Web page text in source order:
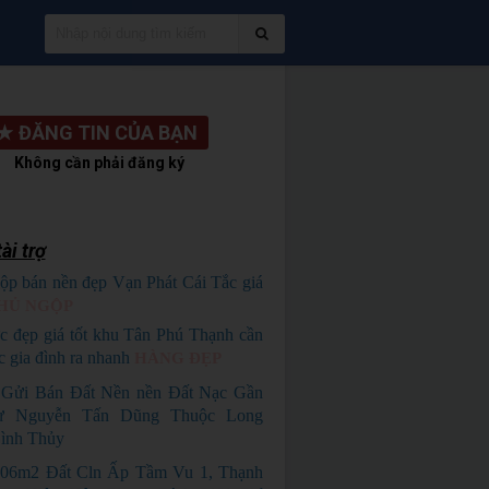
ĐĂNG TIN CỦA BẠN
Không cần phải đăng ký
trợ
bán nền đẹp Vạn Phát Cái Tắc giá
đẹp giá tốt khu Tân Phú Thạnh cần
gia đình ra nhanh
Bán Đất Nền nền Đất Nạc Gần
Nguyễn Tấn Dũng Thuộc Long
Thủy
Đất Cln Ấp Tầm Vu 1, Thạnh